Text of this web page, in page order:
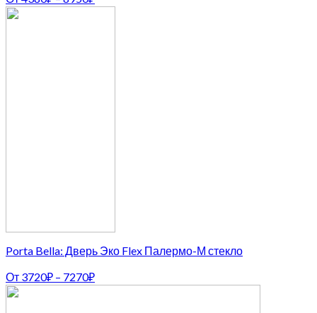
Porta Bella: Дверь Эко Flex Палермо-М стекло
От 3720₽ – 7270₽